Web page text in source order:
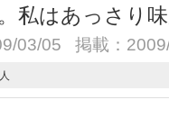
私はあっさり
03/05 掲載：
人